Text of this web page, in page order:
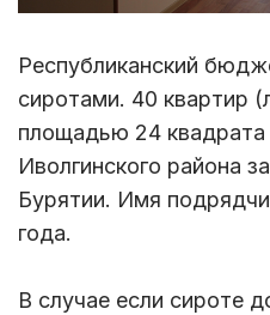
Республиканский
сиротами. 40 квартир
площадью 24 квадрата
Иволгинского района
Бурятии. Имя
года.
В случае если сироте